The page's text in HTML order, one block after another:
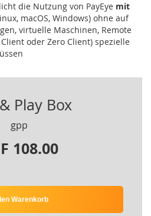
die Nutzung von PayEye mit
macOS, Windows) ohne auf
virtuelle Maschinen, Remote
Client oder Zero Client) spezielle
Play Box
108.00
gpp
Warenkorb